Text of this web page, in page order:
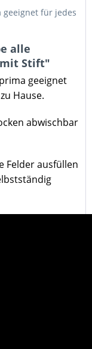
geeignet für jedes
alle
Stift"
geeignet
Hause.
abwischbar
Felder ausfüllen